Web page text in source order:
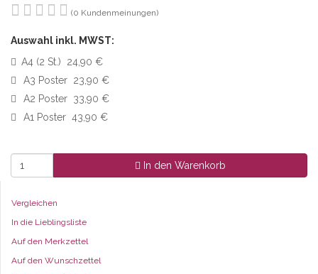
(0 Kundenmeinungen)
Auswahl inkl. MWST:
A4 (2 St.) 24,90 €
A3 Poster 23,90 €
A2 Poster 33,90 €
A1 Poster 43,90 €
In den Warenkorb
Vergleichen
In die Lieblingsliste
Auf den Merkzettel
Auf den Wunschzettel